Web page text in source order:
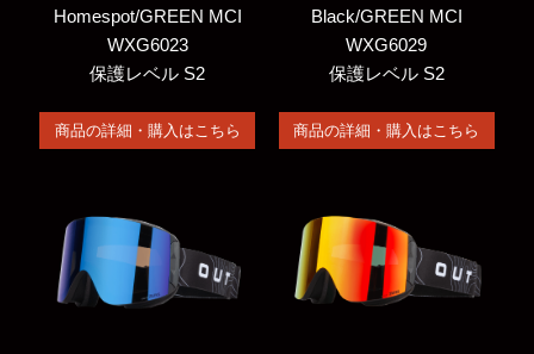
Homespot/GREEN MCI
WXG6023
保護レベル S2
商品の詳細・購入はこちら
Black/GREEN MCI
WXG6029
保護レベル S2
商品の詳細・購入はこちら